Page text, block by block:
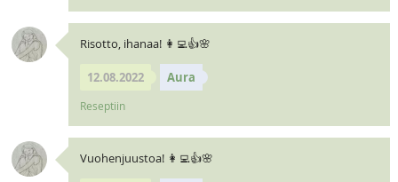
Risotto, ihanaa! 👩‍💻👍🌸
12.08.2022 Aura
Reseptiin
Vuohenjuustoa! 👩‍💻👍🌸